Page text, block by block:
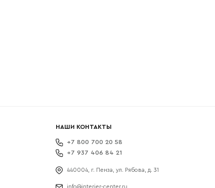
НАШИ КОНТАКТЫ
+7 800 700 20 58
+7 937 406 84 21
440004, г. Пенза, ул. Рябова, д. 31
info@interier-center.ru